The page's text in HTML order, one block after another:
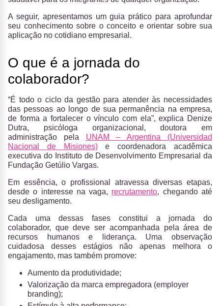
A seguir, apresentamos um guia prático para aprofundar
seu conhecimento sobre o conceito e orientar sobre sua
aplicação no cotidiano empresarial.
O que é a jornada do
colaborador?
“É todo o ciclo da gestão para atender às necessidades
das pessoas ao longo de sua permanência na empresa,
de forma a fortalecer o vínculo com ela”, explica Denize
Dutra, psicóloga organizacional, doutora em
administração pela UNAM – Argentina (Universidad
Nacional de Misiones)e coordenadora acadêmica
executiva do Instituto de Desenvolvimento Empresarial da
Fundação Getúlio Vargas.
Em essência, o profissional atravessa diversas etapas,
desde o interesse na vaga, recrutamento, chegando até
seu desligamento.
Cada uma dessas fases constitui a jornada do
colaborador, que deve ser acompanhada pela área de
recursos humanos e liderança. Uma observação
cuidadosa desses estágios não apenas melhora o
engajamento, mas também promove:
Aumento da produtividade;
Valorização da marca empregadora (employer
branding);